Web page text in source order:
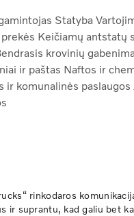
Statyba
Keičiamų antstatų
krovinių
ir paštas Naftos ir
ir komunalinės paslaugos
rinkodaros
ir suprantu, kad galiu bet